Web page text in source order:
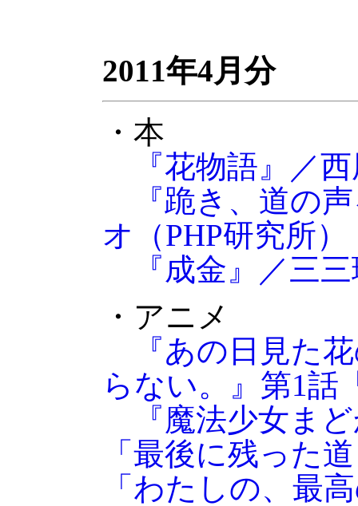
2011年4月分
・本
『花物語』／
『跪き、道の
オ（PHP研究所）
『成金』／三
・アニメ
『あの日見た
らない。』第1話
『魔法少女ま
「最後に残った
「わたしの、最